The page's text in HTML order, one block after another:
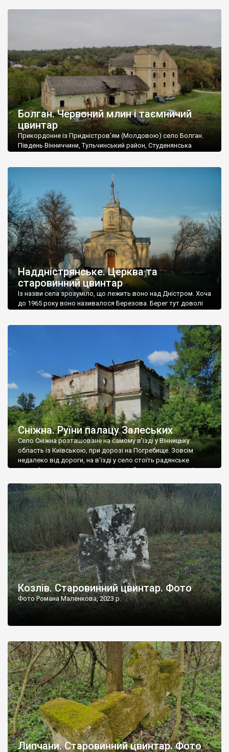
Болган. Червоний млин і таємничий
цвинтар
Прикордонне із Придністров’ям (Молдовою) село Болган.
Південь Вінниччини, Тульчинський район, Студенянська
старовинний цвинтар із кам’яними хрестами. Всі епітафії, які
збереглися, написані кирилицею, церковнослов’янською
мовою. За всіма традиційними ознаками – цвинтар
український. Хрести датуються 19 століттям. У 1924-1940
роках Болган […]
Наддністрянське. Церква та
старовинний цвинтар
Із назви села зрозуміло, що лежить воно над Дністром. Хоча
до 1965 року воно називалося Березова. Берег тут доволі
Наддністрянське відрізняється від більшості навколишніх
сіл. У селі є мурована Михайлівська церква. Точної дати […]
Сніжна. Руїни палацу Залеських
Село Сніжна розташоване на самому в’їзді у Вінницьку
область із Київською, при дорозі на Погребище. Зовсім
недалеко від дороги, на в’їзді у село стоїть радянське
рельєфне пано, яке показує жінку і яблуню, а трохи далі, десь
не видно, але видно дві стареньких колії у траві – […]
Козлів. Старовинний цвинтар. Фото
Фото Романа Маленкова, 2023 р.
Липчани. Старовинний цвинтар. Фото